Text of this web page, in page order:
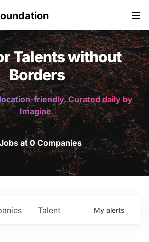
Talents without
Borders
friendly. Curated daily by
Imagine.
at 0 Companies
Talent My alerts